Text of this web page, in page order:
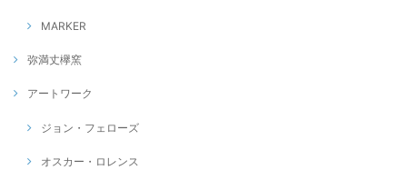
MARKER
弥満丈欅窯
アートワーク
ジョン・フェローズ
オスカー・ロレンス